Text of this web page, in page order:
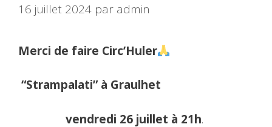
16 juillet 2024 par admin
Merci de faire Circ’Huler
“Strampalati” à Graulhet
vendredi 26 juillet à 21h.